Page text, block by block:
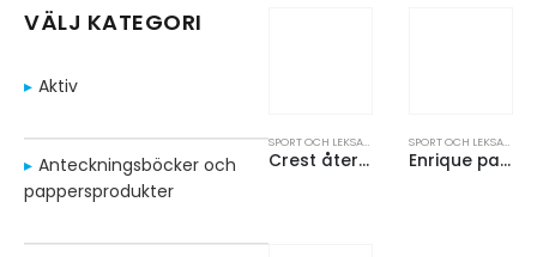
VÄLJ KATEGORI
Aktiv
Anteckningsböcker och
pappersprodukter
SPORT OCH LEKSAKER UTOMHUSSPEL
Crest återvunnen frisbee
SPORT OCH LEKSAKER
Enrique paddelset i nätpåse